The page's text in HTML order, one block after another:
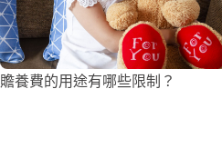
贍養費的用途有哪些限制？